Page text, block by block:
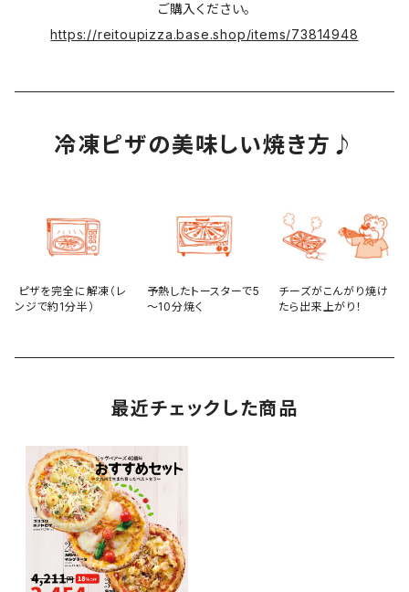
ご購入ください。
https://reitoupizza.base.shop/items/73814948
冷凍ピザの美味しい焼き方♪
ピザを完全に解凍（レ
ンジで約1分半）
予熱したトースターで5
～10分焼く
チーズがこんがり焼け
たら出来上がり！
最近チェックした商品